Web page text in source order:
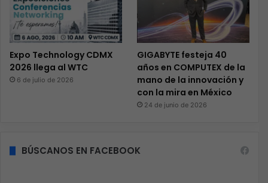
Expo Technology CDMX
2026 llega al WTC
6 de julio de 2026
GIGABYTE festeja 40
años en COMPUTEX de la
mano de la innovación y
con la mira en México
24 de junio de 2026
BÚSCANOS EN FACEBOOK